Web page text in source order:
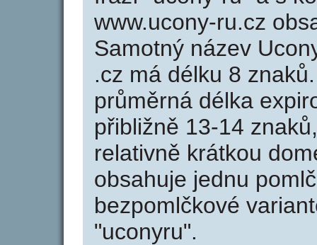
www.ucony-ru.cz
Samotný název
.cz má délku 8
průměrná délka
přibližně 13-14
relativně krátkou
obsahuje jednu
bezpomlčkové
"uconyru".